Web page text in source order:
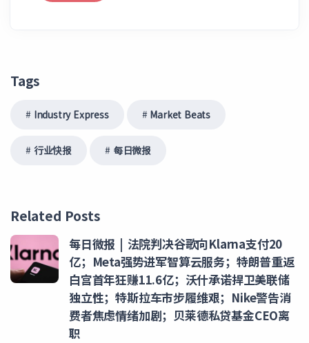
Tags
Industry Express Market Beats
行业快报 每日微报
Related Posts
每日微报 | 法院判决谷歌向Klarna支付20
亿；Meta强势进军智算云服务；特朗普重返
白宫首年狂赚11.6亿；沃什承诺捍卫美联储
独立性；特斯拉车市步履维艰；Nike警告消
费者焦虑情绪加剧；贝莱德私贷基金CEO离
职